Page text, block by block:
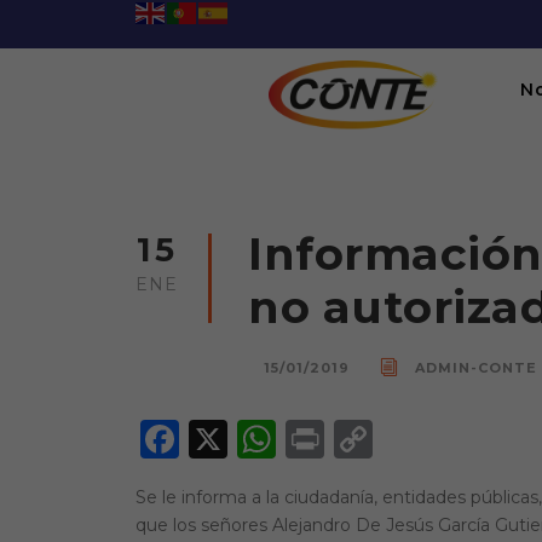
15
ENE
no
15/01/2019 ADMIN-CONTE
F
a
c
X
W
h
a
P
ri
n p
Se le informa a la ciudadanía, entidades
que los señores Alejandro De Jesús García